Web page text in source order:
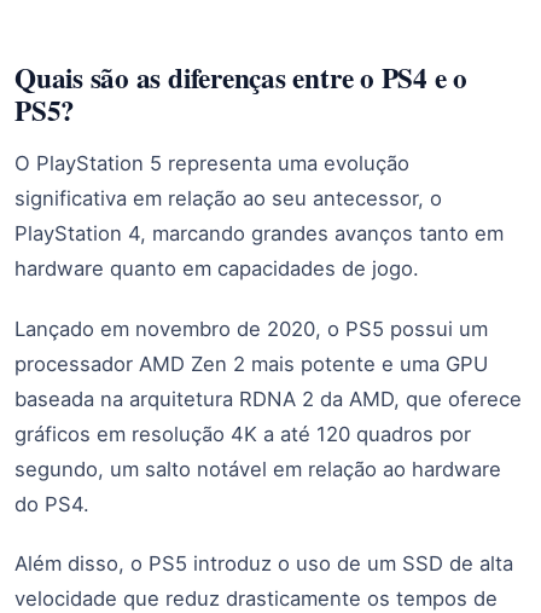
Quais são as diferenças entre o PS4 e o
PS5?
O PlayStation 5 representa uma evolução
significativa em relação ao seu antecessor, o
PlayStation 4, marcando grandes avanços tanto em
hardware quanto em capacidades de jogo.
Lançado em novembro de 2020, o PS5 possui um
processador AMD Zen 2 mais potente e uma GPU
baseada na arquitetura RDNA 2 da AMD, que oferece
gráficos em resolução 4K a até 120 quadros por
segundo, um salto notável em relação ao hardware
do PS4.
Além disso, o PS5 introduz o uso de um SSD de alta
velocidade que reduz drasticamente os tempos de